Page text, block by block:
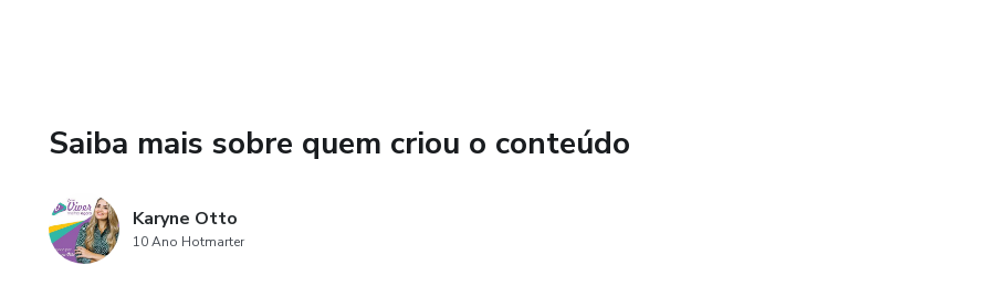
Saiba mais sobre quem criou o conteúdo
Karyne Otto
10 Ano Hotmarter